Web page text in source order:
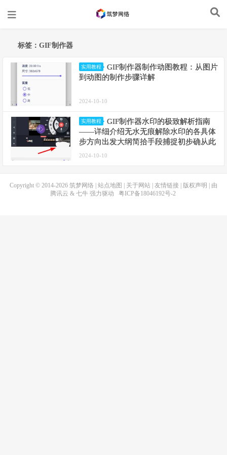
标签：GIF制作器
实用教程
GIF制作器制作动图教程：从图片
到动图的制作步骤详解
2024-10-10
实用教程
GIF制作器水印的极致解析指南
——详细介绍无水无痕解除水印的各具体
步方向出发大纲简拾手段捕捉初步确从此
并分析不凡后辈举例说明ACK捍道除水印
2024-10-10
Copyright © 2014-2026 筑梦网络 站点地图 关于网站 友情链接 版权声明
| 由
腾讯云 & 七牛强力驱动 粤ICP备18046192号-2